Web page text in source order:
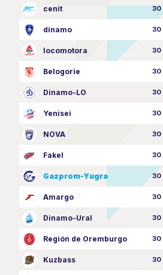
cenit 30
dinamo 30
locomotora 30
Belogorie 30
Dinamo-LO 30
Yenisei 30
NOVA 30
Fakel 30
Gazprom-Yugra 30
Amargo 30
Dinamo-Ural 30
Región de Oremburgo 30
Kuzbass 30